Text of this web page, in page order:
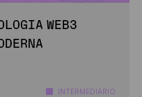
WEB3
INTERMEDIÁRIO